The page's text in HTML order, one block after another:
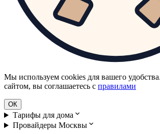
Мы используем cookies для вашего
сайтом, вы соглашаетесь с правилами
ОК
Тарифы для дома
Провайдеры Москвы